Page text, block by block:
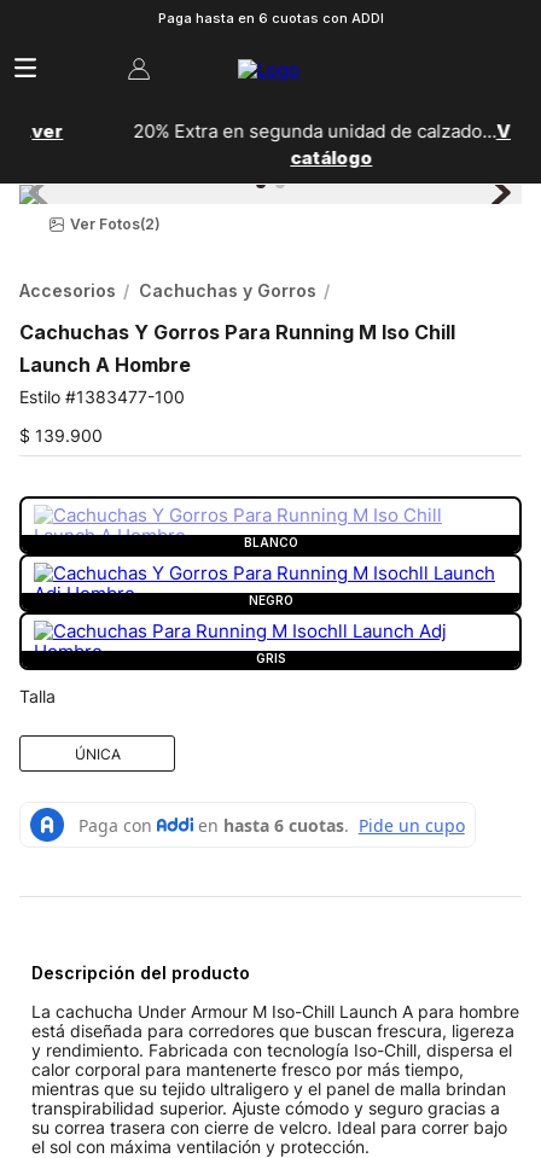
Paga hasta en 6 cuotas con ADDI
20% Extra en segunda unidad de calzado...Ver
catálogo
Ver Fotos(2)
Accesorios Cachuchas y Gorros
Cachuchas Y Gorros Para Running M Iso Chill
Launch A Hombre
1383477-100
$ 139.900
BLANCO
NEGRO
GRIS
Talla
ÚNICA
Descripción del producto
La cachucha Under Armour M Iso-Chill Launch A para hombre
está diseñada para corredores que buscan frescura, ligereza
y rendimiento. Fabricada con tecnología Iso-Chill, dispersa el
calor corporal para mantenerte fresco por más tiempo,
mientras que su tejido ultraligero y el panel de malla brindan
transpirabilidad superior. Ajuste cómodo y seguro gracias a
su correa trasera con cierre de velcro. Ideal para correr bajo
el sol con máxima ventilación y protección.